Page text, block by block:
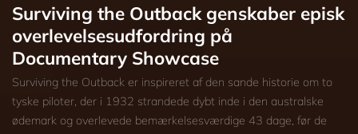
Surviving the Outback genskaber episk
overlevelsesudfordring på
Documentary Showcase
Surviving the Outback er inspireret af den sande historie om to
tyske piloter, der i 1932 strandede dybt inde i den australske
ødemark og overlevede bemærkelsesværdige 43 dage, før de